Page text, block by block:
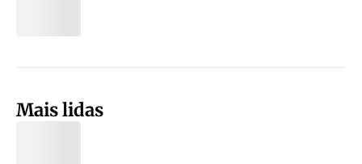
Mais lidas